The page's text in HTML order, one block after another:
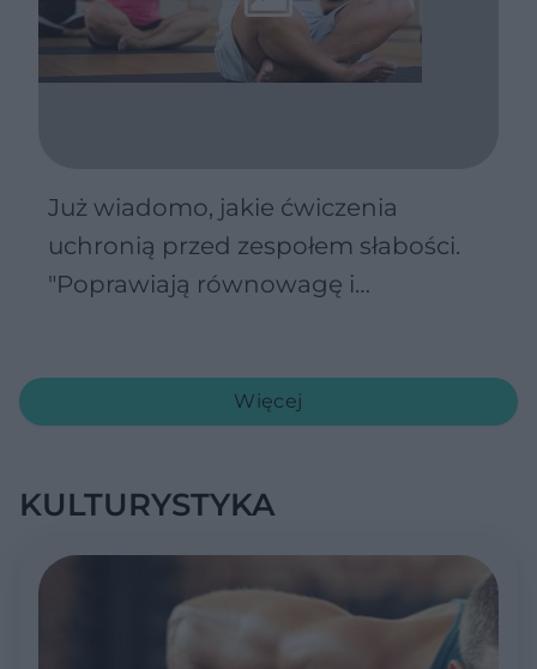
Już wiadomo, jakie ćwiczenia
uchronią przed zespołem słabości.
"Poprawiają równowagę i
Więcej
KULTURYSTYKA